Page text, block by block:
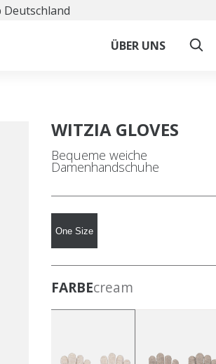
ÜBER UNS
WITZIA GLOVES
Bequeme weiche
Damenhandschuhe
One Size
FARBEcream